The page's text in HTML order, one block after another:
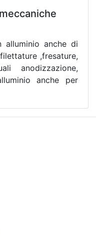
anche di
,fresature,
anodizzazione,
anche per